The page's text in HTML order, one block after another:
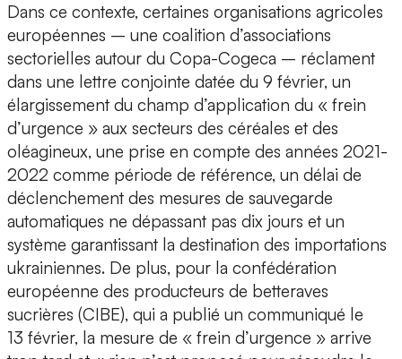
Dans ce contexte, certaines organisations agricoles
européennes – une coalition d’associations
sectorielles autour du Copa-Cogeca – réclament
dans une lettre conjointe datée du 9 février, un
élargissement du champ d’application du « frein
d’urgence » aux secteurs des céréales et des
oléagineux, une prise en compte des années 2021-
2022 comme période de référence, un délai de
déclenchement des mesures de sauvegarde
automatiques ne dépassant pas dix jours et un
système garantissant la destination des importations
ukrainiennes. De plus, pour la confédération
européenne des producteurs de betteraves
sucrières (CIBE), qui a publié un communiqué le
13 février, la mesure de « frein d’urgence » arrive